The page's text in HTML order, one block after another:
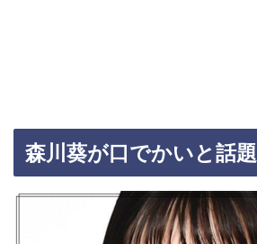
森川葵が口でかいと話題